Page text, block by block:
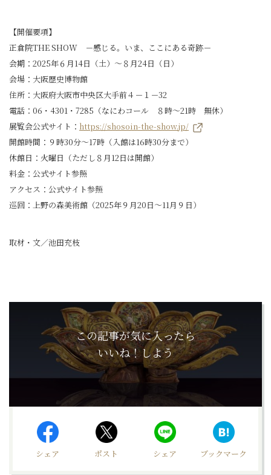
【開催要項】
正倉院THE SHOW －感じる。いま、ここにある奇跡－
会期：2025年６月14日（土）～８月24日（日）
会場：大阪歴史博物館
住所：大阪府大阪市中央区大手前４－１－32
電話：06・4301・7285（なにわコール ８時～21時 無休）
展覧会公式サイト： https://shosoin-the-show.jp/
開館時間：９時30分～17時（入館は16時30分まで）
休館日：火曜日（ただし８月12日は開館）
料金：公式サイト参照
アクセス：公式サイト参照
巡回：上野の森美術館（2025年９月20日～11月９日）
取材・文／池田充枝
この記事が気に入ったら
いいね！しよう
シェア ポスト シェア ブックマーク